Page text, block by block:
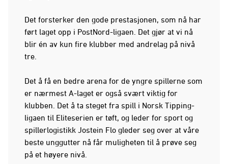
Det forsterker den gode prestasjonen, som nå har
ført laget opp i PostNord-ligaen. Det gjør at vi nå
blir én av kun fire klubber med andrelag på nivå
tre.
Det å få en bedre arena for de yngre spillerne som
er nærmest A-laget er også svært viktig for
klubben. Det å ta steget fra spill i Norsk Tipping-
ligaen til Eliteserien er tøft, og leder for sport og
spillerlogistikk Jostein Flo gleder seg over at våre
beste unggutter nå får muligheten til å prøve seg
på et høyere nivå.